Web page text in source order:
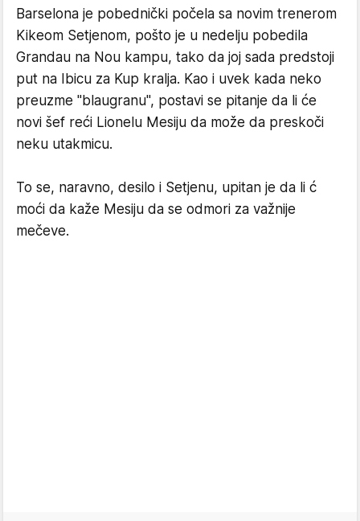
Barselona je pobednički počela sa novim trenerom
Kikeom Setjenom, pošto je u nedelju pobedila
Grandau na Nou kampu, tako da joj sada predstoji
put na Ibicu za Kup kralja. Kao i uvek kada neko
preuzme "blaugranu", postavi se pitanje da li će
novi šef reći Lionelu Mesiju da može da preskoči
neku utakmicu.
To se, naravno, desilo i Setjenu, upitan je da li ć
moći da kaže Mesiju da se odmori za važnije
mečeve.